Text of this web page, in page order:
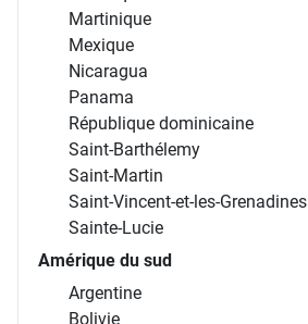
Martinique
Mexique
Nicaragua
Panama
République dominicaine
Saint-Barthélemy
Saint-Martin
Saint-Vincent-et-les-Grenadines
Sainte-Lucie
Amérique du sud
Argentine
Bolivie